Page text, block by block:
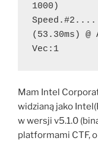
1000)
(53.30ms)
Vec:1
Mam Intel
widzianą jako
w wersji v5.1.0
platformami CTF,